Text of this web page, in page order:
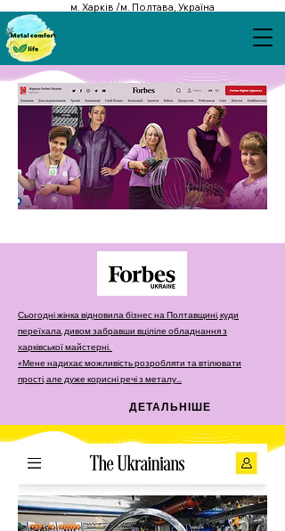
м. Харків /м. Полтава, Україна
Сьогодні жінка відновила бізнес на Полтавщині, куди
переїхала, дивом забравши вціліле обладнання з
харківської майстерні.
«Мене надихає можливість розробляти та втілювати
прості, але дуже корисні речі з металу...
ДЕТАЛЬНІШЕ